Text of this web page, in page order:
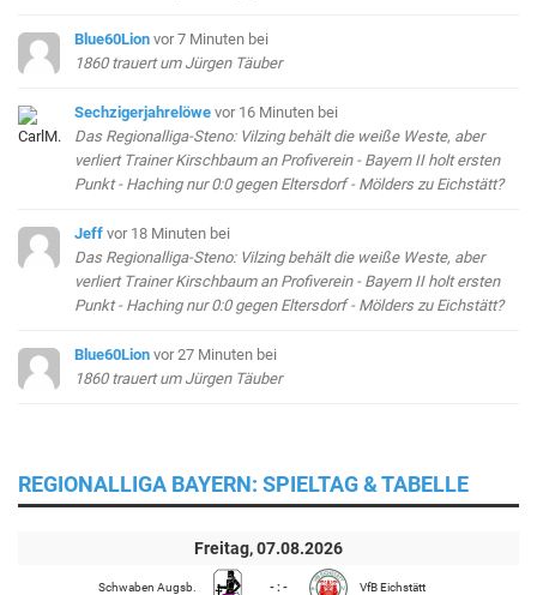
Blue60Lion vor 7 Minuten bei
1860 trauert um Jürgen Täuber
Sechzigerjahrelöwe vor 16 Minuten bei
Das Regionalliga-Steno: Vilzing behält die weiße Weste, aber
verliert Trainer Kirschbaum an Profiverein - Bayern II holt ersten
Punkt - Haching nur 0:0 gegen Eltersdorf - Mölders zu Eichstätt?
Jeff vor 18 Minuten bei
Das Regionalliga-Steno: Vilzing behält die weiße Weste, aber
verliert Trainer Kirschbaum an Profiverein - Bayern II holt ersten
Punkt - Haching nur 0:0 gegen Eltersdorf - Mölders zu Eichstätt?
Blue60Lion vor 27 Minuten bei
1860 trauert um Jürgen Täuber
REGIONALLIGA BAYERN: SPIELTAG & TABELLE
Freitag, 07.08.2026
Schwaben Augsb. - : - VfB Eichstätt